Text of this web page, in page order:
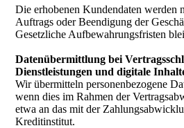
Die erhobenen Kundendaten werden
Auftrags oder Beendigung der
Gesetzliche Aufbewahrungsfristen
Datenübermittlung bei
Dienstleistungen und digitale
Wir übermitteln personenbezogene
wenn dies im Rahmen der
etwa an das mit der
Kreditinstitut.